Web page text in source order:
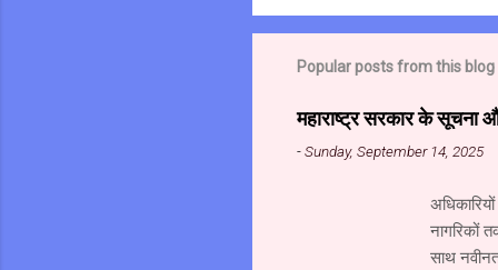
Popular posts from this blog
महाराष्ट्र सरकार के सूचना
-Sunday, September 14, 2025
नागरिकों
साथ